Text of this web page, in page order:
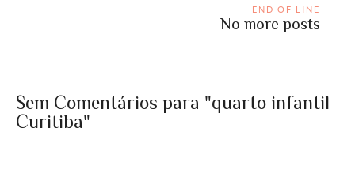
END OF LINE
No more posts
Sem Comentários para "quarto infantil
Curitiba"